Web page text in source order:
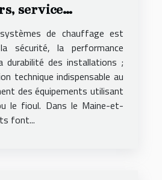
service
premium en
Loire
de chauffage est
sécurité, la performance
durabilité des installations ;
technique indispensable au
des équipements utilisant
le fioul. Dans le Maine-et-
font...